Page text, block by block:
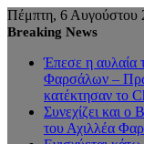
Πέμπτη, 6 Αυγούστου
Breaking News
Έπεσε η αυλαία
Φαρσάλων –
κατέκτησαν το
Συνεχίζει και ο
του Αχιλλέα